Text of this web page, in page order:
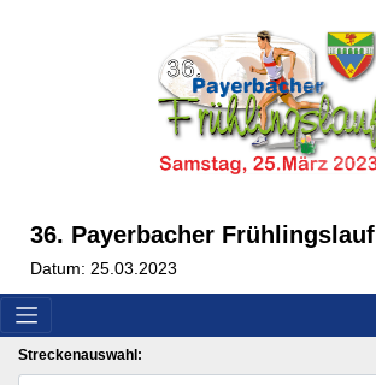
36. Payerbacher Frühlingslauf
Datum: 25.03.2023
Streckenauswahl: